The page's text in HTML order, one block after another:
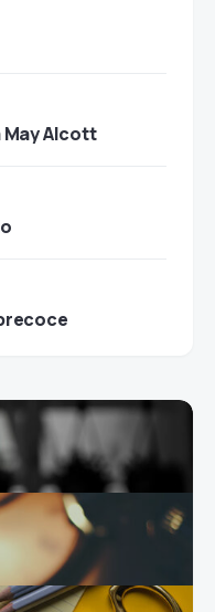
Alcott